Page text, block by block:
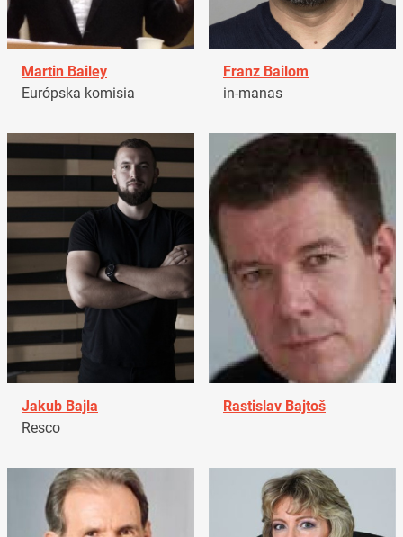
Martin Bailey
Európska komisia
Franz Bailom
in-manas
Jakub Bajla
Resco
Rastislav Bajtoš